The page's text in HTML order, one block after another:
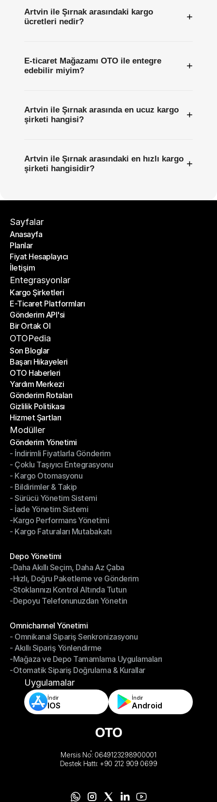
Artvin ile Şırnak arasındaki kargo
ücretleri nedir?
+
E-ticaret Mağazamı OTO ile entegre
edebilir miyim?
+
Artvin ile Şırnak arasında en ucuz kargo
şirketi hangisi?
+
Artvin ile Şırnak arasındaki en hızlı kargo
şirketi hangisidir?
+
Sayfalar
Anasayfa
Anasayfa
Planlar
Planlar
Fiyat Hesaplayıcı
Fiyat Hesaplayıcı
İletişim
İletişim
Entegrasyonlar
Kargo Şirketleri
Kargo Şirketleri
E-Ticaret Platformları
E-Ticaret Platformları
Gönderim API'si
Gönderim API'si
Bir Ortak Ol
Bir Ortak Ol
OTOPedia
Son Bloglar
Son Bloglar
Başarı Hikayeleri
Başarı Hikayeleri
OTO Haberleri
OTO Haberleri
Yardım Merkezi
Yardım Merkezi
Gönderim Rotaları
Gönderim Rotaları
Gizlilik Politikası
Gizlilik Politikası
Hizmet Şartları
Hizmet Şartları
Modüller
Gönderim Yönetimi
Gönderim Yönetimi
- İndirimli Fiyatlarla Gönderim
- İndirimli Fiyatlarla Gönderim
- Çoklu Taşıyıcı Entegrasyonu
- Çoklu Taşıyıcı Entegrasyonu
- Kargo Otomasyonu
- Kargo Otomasyonu
- Bildirimler & Takip
- Bildirimler & Takip
- Sürücü Yönetim Sistemi
- Sürücü Yönetim Sistemi
- İade Yönetim Sistemi
- İade Yönetim Sistemi
-Kargo Performans Yönetimi
-Kargo Performans Yönetimi
- Kargo Faturaları Mutabakatı
Depo Yönetimi
Depo Yönetimi
-Daha Akıllı Seçim, Daha Az Çaba
-Daha Akıllı Seçim, Daha Az Çaba
-Hızlı, Doğru Paketleme ve Gönderim
-Hızlı, Doğru Paketleme ve Gönderim
-Stoklarınızı Kontrol Altında Tutun
-Stoklarınızı Kontrol Altında Tutun
-Depoyu Telefonunuzdan Yönetin
Omnichannel Yönetimi
Omnichannel Yönetimi
- Omnikanal Sipariş Senkronizasyonu
- Omnikanal Sipariş Senkronizasyonu
- Akıllı Sipariş Yönlendirme
- Akıllı Sipariş Yönlendirme
-Mağaza ve Depo Tamamlama Uygulamaları
-Mağaza ve Depo Tamamlama Uygulamaları
-Otomatik Sipariş Doğrulama & Kurallar
-Otomatik Sipariş Doğrulama & Kurallar
Uygulamalar
İndir
IOS
İndir
Android
Mersis No: 0649123298900001
Destek Hattı: +90 212 909 0699